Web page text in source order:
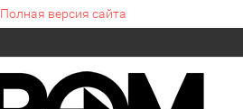
Полная версия сайта